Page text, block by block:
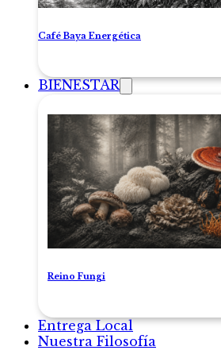
Café Baya Energética
BIENESTAR
Reino Fungi
Entrega Local
Nuestra Filosofía